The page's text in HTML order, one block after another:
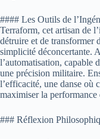
#### Les Outils de
Terraform, cet artisan de
détruire et de transformer
simplicité déconcertante.
l’automatisation, capable
une précision militaire.
l’efficacité, une danse où
maximiser la
### Réflexion